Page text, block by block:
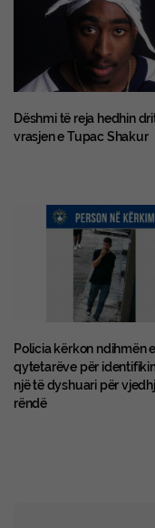
Dëshmi të reja hedhin
vrasjen e Tupac Shakur
Policia kërkon ndihmën e
qytetarëve për
një të dyshuari për
rëndë